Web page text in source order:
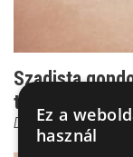
Szadista
tünet
Dr. Ormay István
Ez a
használ